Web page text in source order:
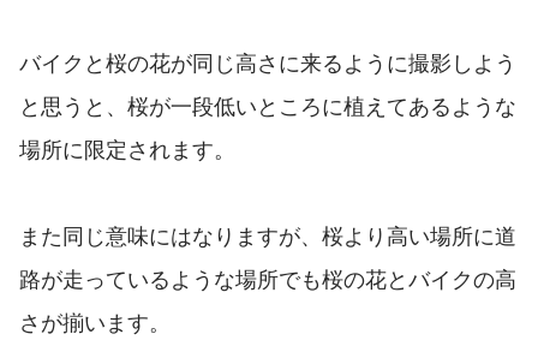
バイクと桜の花が同じ高さに来るように撮影しよう
と思うと、桜が一段低いところに植えてあるような
場所に限定されます。
また同じ意味にはなりますが、桜より高い場所に道
路が走っているような場所でも桜の花とバイクの高
さが揃います。